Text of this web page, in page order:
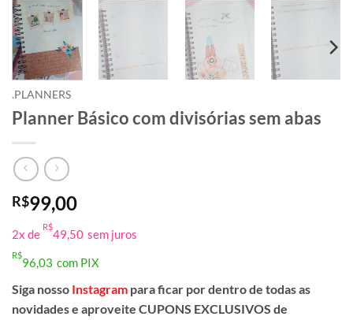
.PLANNERS
Planner Básico com divisórias sem abas
R$99,00
2x de
R$
49,50 sem juros
R$
96,03 com PIX
Siga nosso Instagram para ficar por dentro de todas as
novidades e aproveite CUPONS EXCLUSIVOS de